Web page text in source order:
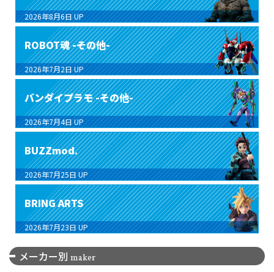
2026年8月6日 UP
ROBOT魂 -その他-
2026年7月2日 UP
バンダイプラモ -その他-
2026年7月4日 UP
BUZZmod.
2026年7月25日 UP
BRING ARTS
2026年7月23日 UP
メーカー別 maker